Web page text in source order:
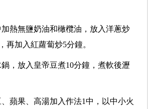
熱無鹽奶油和橄欖油，放入洋蔥炒
再加入紅蘿蔔炒5分鐘。
，放入皇帝豆煮10分鐘，煮軟後瀝
蘋果、高湯加入作法1中，以中小火